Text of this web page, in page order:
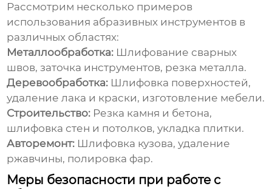
Рассмотрим несколько примеров
использования абразивных инструментов в
различных областях:
Металлообработка: Шлифование сварных
швов, заточка инструментов, резка металла.
Деревообработка: Шлифовка поверхностей,
удаление лака и краски, изготовление мебели.
Строительство: Резка камня и бетона,
шлифовка стен и потолков, укладка плитки.
Авторемонт: Шлифовка кузова, удаление
ржавчины, полировка фар.
Меры безопасности при работе с